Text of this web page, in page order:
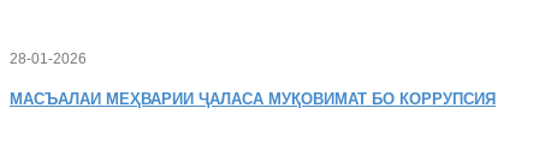
28-01-2026
МАСЪАЛАИ МЕҲВАРИИ ҶАЛАСА МУҚОВИМАТ БО КОРРУПСИЯ